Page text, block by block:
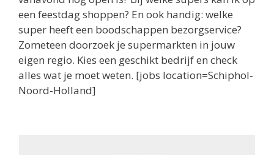
een feestdag shoppen? En ook handig: welke
super heeft een boodschappen bezorgservice?
Zometeen doorzoek je supermarkten in jouw
eigen regio. Kies een geschikt bedrijf en check
alles wat je moet weten. [jobs location=Schiphol-
Noord-Holland]